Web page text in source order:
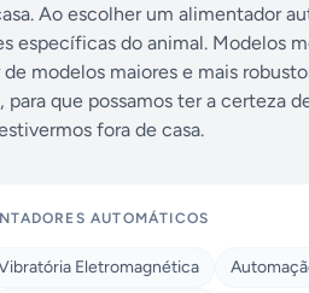
Ao escolher um alimentador
específicas do animal. Modelos
modelos maiores e mais
que possamos ter a certeza
fora de casa.
AUTOMÁTICOS
Eletromagnética